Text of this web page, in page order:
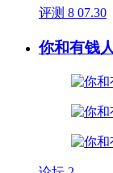
评测 8 07.30
你和有钱